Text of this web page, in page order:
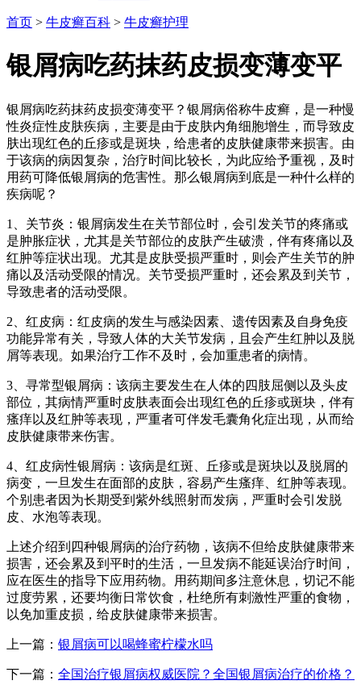
首页 > 牛皮癣百科 > 牛皮癣护理
银屑病吃药抹药皮损变薄变平
银屑病吃药抹药皮损变薄变平？银屑病俗称牛皮癣，是一种慢
性炎症性皮肤疾病，主要是由于皮肤内角细胞增生，而导致皮
肤出现红色的丘疹或是斑块，给患者的皮肤健康带来损害。由
于该病的病因复杂，治疗时间比较长，为此应给予重视，及时
用药可降低银屑病的危害性。那么银屑病到底是一种什么样的
疾病呢？
1、关节炎：银屑病发生在关节部位时，会引发关节的疼痛或
是肿胀症状，尤其是关节部位的皮肤产生破溃，伴有疼痛以及
红肿等症状出现。尤其是皮肤受损严重时，则会产生关节的肿
痛以及活动受限的情况。关节受损严重时，还会累及到关节，
导致患者的活动受限。
2、红皮病：红皮病的发生与感染因素、遗传因素及自身免疫
功能异常有关，导致人体的大关节发病，且会产生红肿以及脱
屑等表现。如果治疗工作不及时，会加重患者的病情。
3、寻常型银屑病：该病主要发生在人体的四肢屈侧以及头皮
部位，其病情严重时皮肤表面会出现红色的丘疹或斑块，伴有
瘙痒以及红肿等表现，严重者可伴发毛囊角化症出现，从而给
皮肤健康带来伤害。
4、红皮病性银屑病：该病是红斑、丘疹或是斑块以及脱屑的
病变，一旦发生在面部的皮肤，容易产生瘙痒、红肿等表现。
个别患者因为长期受到紫外线照射而发病，严重时会引发脱
皮、水泡等表现。
上述介绍到四种银屑病的治疗药物，该病不但给皮肤健康带来
损害，还会累及到平时的生活，一旦发病不能延误治疗时间，
应在医生的指导下应用药物。用药期间多注意休息，切记不能
过度劳累，还要均衡日常饮食，杜绝所有刺激性严重的食物，
以免加重皮损，给皮肤健康带来损害。
上一篇： 银屑病可以喝蜂蜜柠檬水吗
下一篇： 全国治疗银屑病权威医院？全国银屑病治疗的价格？